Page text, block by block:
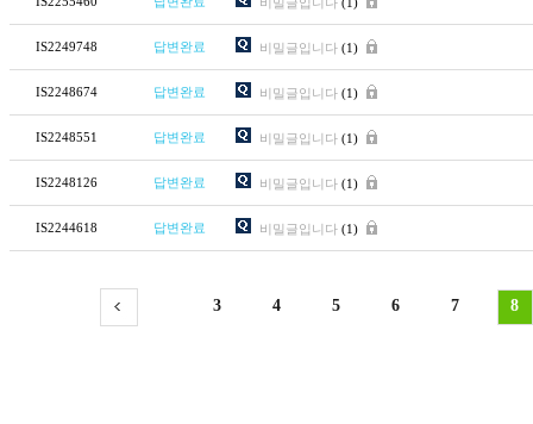
IS2249748 답변완료 비밀글입니다 (1)
IS2248674 답변완료 비밀글입니다 (1)
IS2248551 답변완료 비밀글입니다 (1)
IS2248126 답변완료 비밀글입니다 (1)
IS2244618 답변완료 비밀글입니다 (1)
3 4 5 6 7 8